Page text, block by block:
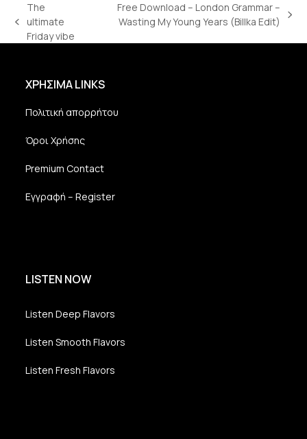
previous
post:
The
ultimate
Friday vibe
Free Download – London Grammar –
Wasting My Young Years (Billka Edit)
ΧΡΗΣΙΜΑ LINKS
Πολιτική απορρήτου
Όροι Χρήσης
Premium Contact
Εγγραφή – Register
LISTEN NOW
Listen Deep Flavors
Listen Smooth Flavors
Listen Fresh Flavors